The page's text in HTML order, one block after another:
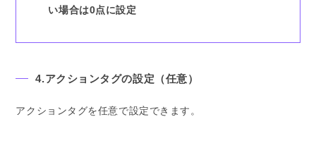
い場合は0点に設定
4.アクションタグの設定（任意）
アクションタグを任意で設定できます。